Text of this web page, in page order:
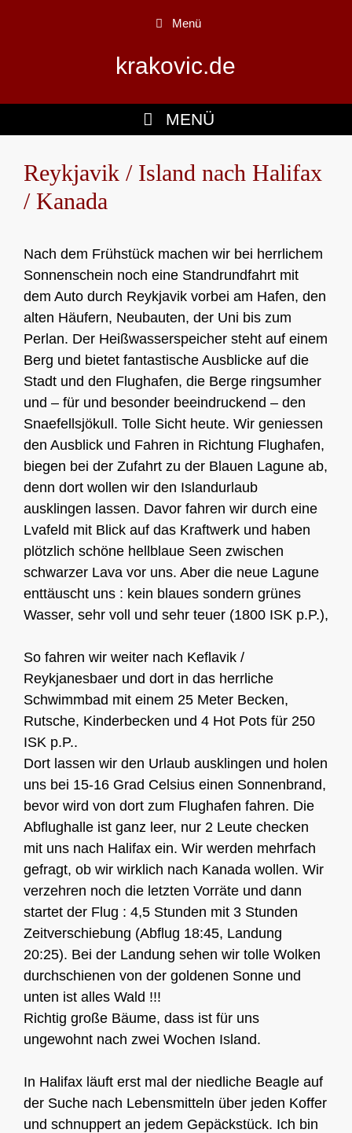
Menü
krakovic.de
MENÜ
Reykjavik / Island nach Halifax
/ Kanada
Nach dem Frühstück machen wir bei herrlichem
Sonnenschein noch eine Standrundfahrt mit
dem Auto durch Reykjavik vorbei am Hafen, den
alten Häufern, Neubauten, der Uni bis zum
Perlan. Der Heißwasserspeicher steht auf einem
Berg und bietet fantastische Ausblicke auf die
Stadt und den Flughafen, die Berge ringsumher
und – für und besonder beeindruckend – den
Snaefellsjökull. Tolle Sicht heute. Wir geniessen
den Ausblick und Fahren in Richtung Flughafen,
biegen bei der Zufahrt zu der Blauen Lagune ab,
denn dort wollen wir den Islandurlaub
ausklingen lassen. Davor fahren wir durch eine
Lvafeld mit Blick auf das Kraftwerk und haben
plötzlich schöne hellblaue Seen zwischen
schwarzer Lava vor uns. Aber die neue Lagune
enttäuscht uns : kein blaues sondern grünes
Wasser, sehr voll und sehr teuer (1800 ISK p.P.),
So fahren wir weiter nach Keflavik /
Reykjanesbaer und dort in das herrliche
Schwimmbad mit einem 25 Meter Becken,
Rutsche, Kinderbecken und 4 Hot Pots für 250
ISK p.P..
Dort lassen wir den Urlaub ausklingen und holen
uns bei 15-16 Grad Celsius einen Sonnenbrand,
bevor wird von dort zum Flughafen fahren. Die
Abflughalle ist ganz leer, nur 2 Leute checken
mit uns nach Halifax ein. Wir werden mehrfach
gefragt, ob wir wirklich nach Kanada wollen. Wir
verzehren noch die letzten Vorräte und dann
startet der Flug : 4,5 Stunden mit 3 Stunden
Zeitverschiebung (Abflug 18:45, Landung
20:25). Bei der Landung sehen wir tolle Wolken
durchschienen von der goldenen Sonne und
unten ist alles Wald !!!
Richtig große Bäume, dass ist für uns
ungewohnt nach zwei Wochen Island.
In Halifax läuft erst mal der niedliche Beagle auf
der Suche nach Lebensmitteln über jeden Koffer
und schnuppert an jedem Gepäckstück. Ich bin